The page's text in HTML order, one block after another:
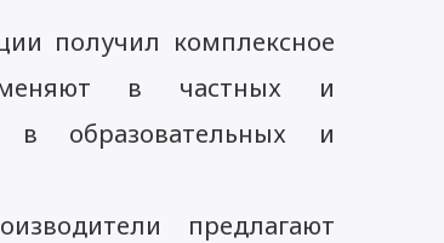
получил комплексное
в частных и
в образовательных и
предлагают